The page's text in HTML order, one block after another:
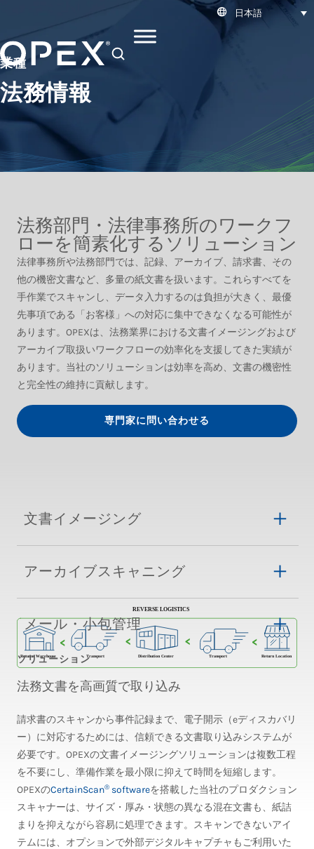
日本語
業種
法務情報
法務部門・法律事務所のワークフ
ローを簡素化するソリューション
法律事務所や法務部門では、記録、アーカイブ、請求書、その
他の機密文書など、多量の紙文書を扱います。これらすべてを
手作業でスキャンし、データ入力するのは負担が大きく、最優
先事項である「お客様」への対応に集中できなくなる可能性が
あります。OPEXは、法務業界における文書イメージングおよび
アーカイブ取扱いワークフローの効率化を支援してきた実績が
あります。当社のソリューションは効率を高め、文書の機密性
と完全性の維持に貢献します。
専門家に問い合わせる
文書イメージング
アーカイブスキャニング
メール・小包管理
ソリューション
法務文書を高画質で取り込み
請求書のスキャンから事件記録まで、電子開示（eディスカバリ
ー）に対応するためには、信頼できる文書取り込みシステムが
必要です。OPEXの文書イメージングソリューションは複数工程
を不要にし、準備作業を最小限に抑えて時間を短縮します。
OPEXのCertainScan® softwareを搭載した当社のプロダクション
スキャナーは、サイズ・厚み・状態の異なる混在文書も、紙詰
まりを抑えながら容易に処理できます。スキャンできないアイ
テムには、オプションで外部デジタルキャプチャもご利用いた